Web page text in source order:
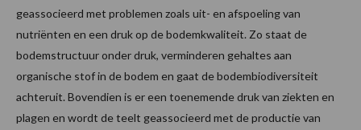
geassocieerd met problemen zoals uit- en afspoeling van
nutriënten en een druk op de bodemkwaliteit. Zo staat de
bodemstructuur onder druk, verminderen gehaltes aan
organische stof in de bodem en gaat de bodembiodiversiteit
achteruit. Bovendien is er een toenemende druk van ziekten en
plagen en wordt de teelt geassocieerd met de productie van